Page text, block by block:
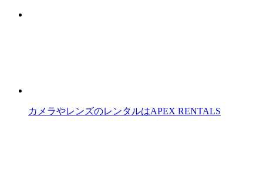
カメラやレンズのレンタルはAPEX RENTALS